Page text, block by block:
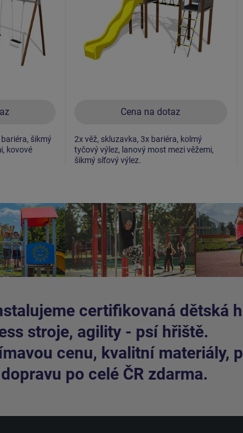
šikmý
kovové
Cena na dotaz
2x věž, skluzavka, 3x bariéra, kolmý
tyčový výlez, lanový most mezi věžemi,
šikmý síťový výlez.
certifikovaná dětská
stroje, agility - psí hřiště.
cenu, kvalitní materiály,
po celé ČR zdarma.